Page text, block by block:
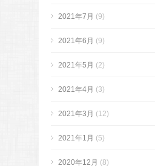
2021年7月 (9)
2021年6月 (9)
2021年5月 (2)
2021年4月 (3)
2021年3月 (12)
2021年1月 (5)
2020年12月 (8)